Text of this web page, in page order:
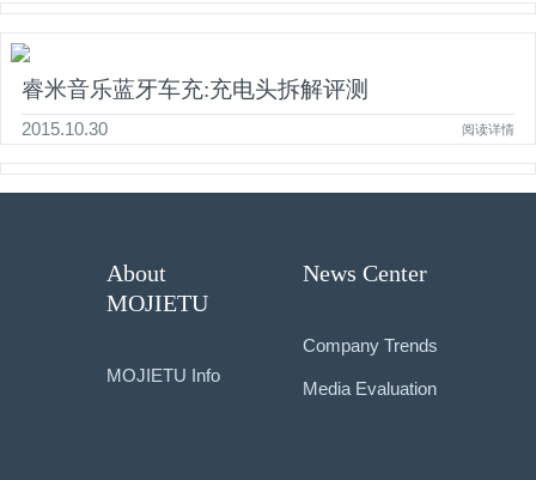
睿米音乐蓝牙车充:充电头拆解评测
阅读详情
2015.10.30
About
MOJIETU
MOJIETU Info
News Center
Company Trends
Media Evaluation